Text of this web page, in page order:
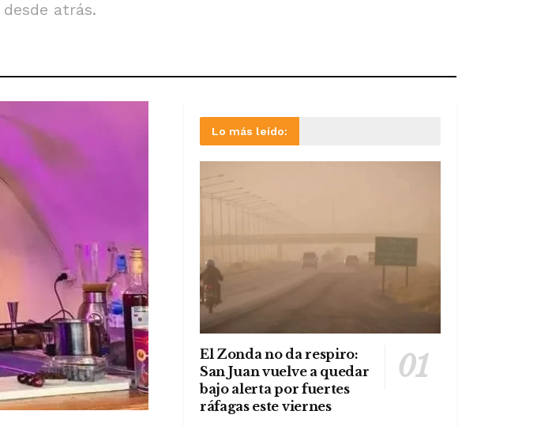
atrás.
Lo más leído:
El Zonda no da respiro:
San Juan vuelve a quedar
bajo alerta por fuertes
ráfagas este viernes